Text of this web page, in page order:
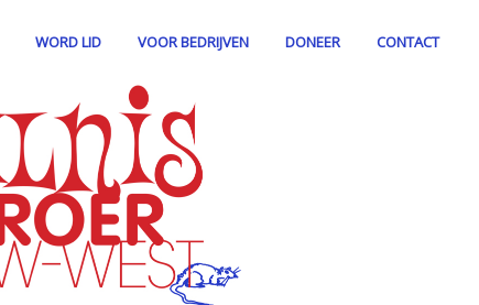
WORD LID VOOR BEDRIJVEN DONEER CONTACT